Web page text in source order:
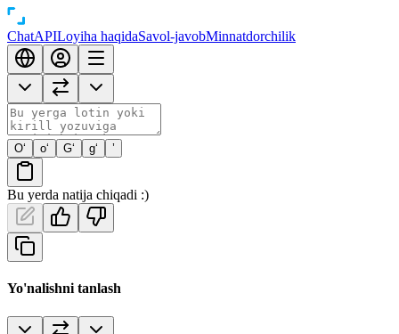
ChatAPILoyiha haqidaSavol-javobMinnatdorchilik
O‘ o‘ G‘ g‘ ’
Bu yerda natija chiqadi :)
Yo'nalishni tanlash